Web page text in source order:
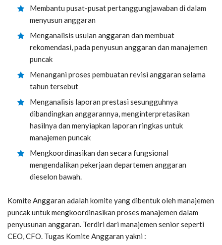
Membantu pusat-pusat pertanggungjawaban di dalam
menyusun anggaran
Menganalisis usulan anggaran dan membuat
rekomendasi, pada penyusun anggaran dan manajemen
puncak
Menangani proses pembuatan revisi anggaran selama
tahun tersebut
Menganalisis laporan prestasi sesungguhnya
dibandingkan anggarannya, menginterpretasikan
hasilnya dan menyiapkan laporan ringkas untuk
manajemen puncak
Mengkoordinasikan dan secara fungsional
mengendalikan pekerjaan departemen anggaran
dieselon bawah.
Komite Anggaran adalah komite yang dibentuk oleh manajemen
puncak untuk mengkoordinasikan proses manajemen dalam
penyusunan anggaran. Terdiri dari manajemen senior seperti
CEO, CFO. Tugas Komite Anggaran yakni :